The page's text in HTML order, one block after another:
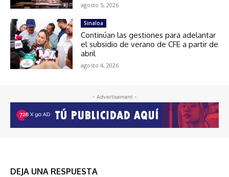
agosto 5, 2026
Sinaloa
Continúan las gestiones para adelantar
el subsidio de verano de CFE a partir de
abril
agosto 4, 2026
- Advertisement -
DEJA UNA RESPUESTA